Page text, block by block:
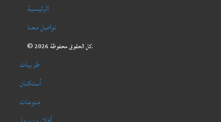
الرئيسية
تواصل معنا
© 2026 كل الحقوق محفوظة.
طربيات
أستكنان
منوعات